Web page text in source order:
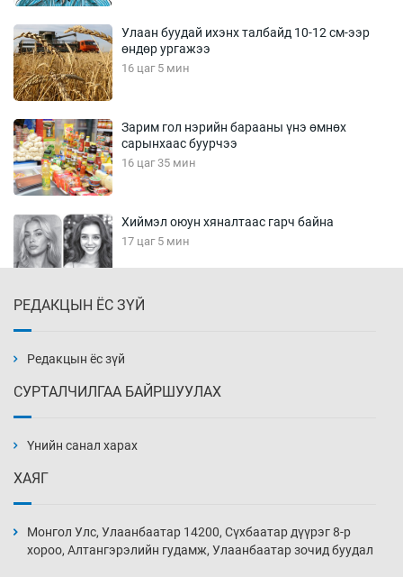
Улаан буудай ихэнх талбайд 10-12 см-ээр
өндөр ургажээ
16 цаг 5 мин
Зарим гол нэрийн барааны үнэ өмнөх
сарынхаас буурчээ
16 цаг 35 мин
Хиймэл оюун хяналтаас гарч байна
17 цаг 5 мин
17 цаг 35 мин
нэмэгджээ
18 цаг 5 мин
РЕДАКЦЫН ЁС ЗҮЙ
Редакцын ёс зүй
СУРТАЛЧИЛГАА БАЙРШУУЛАХ
Үнийн санал харах
ХАЯГ
Монгол Улс, Улаанбаатар 14200, Сүхбаатар дүүрэг 8-р
хороо, Алтангэрэлийн гудамж, Улаанбаатар зочид буудал